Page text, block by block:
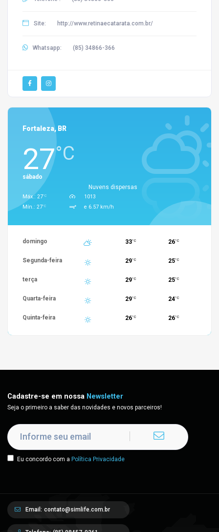
Site: http://www.retinaecatarata.com.br/
Whatsapp: (85) 34866-366
Fortaleza, BR
27°C
Nuvens dispersas
sábado
Máx.: 27°C
Mín.: 27°C
1013
e 6.57 km/h
domingo 33°C 26°C
Segunda-feira 29°C 25°C
terça 29°C 25°C
Quarta-feira 29°C 24°C
Quinta-feira 26°C 26°C
Cadastre-se em nossa Newsletter
Seja o primeiro a saber das novidades e novos parceiros!
Eu concordo com a Política Privacidade
Email: contato@simlife.com.br